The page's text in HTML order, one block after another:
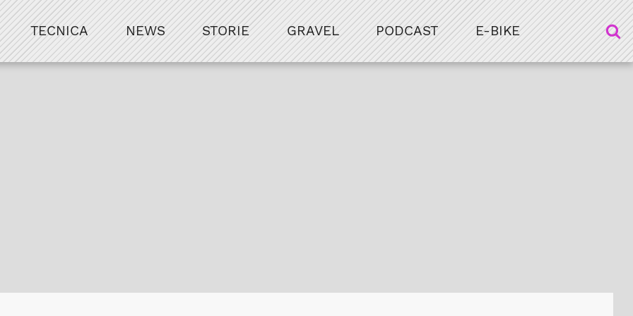
TECNICA NEWS STORIE GRAVEL PODCAST E-BIKE